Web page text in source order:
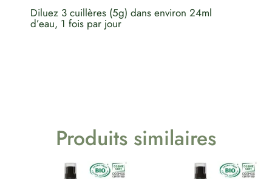
Diluez 3 cuillères (5g) dans environ 24ml
d’eau, 1 fois par jour
Produits similaires